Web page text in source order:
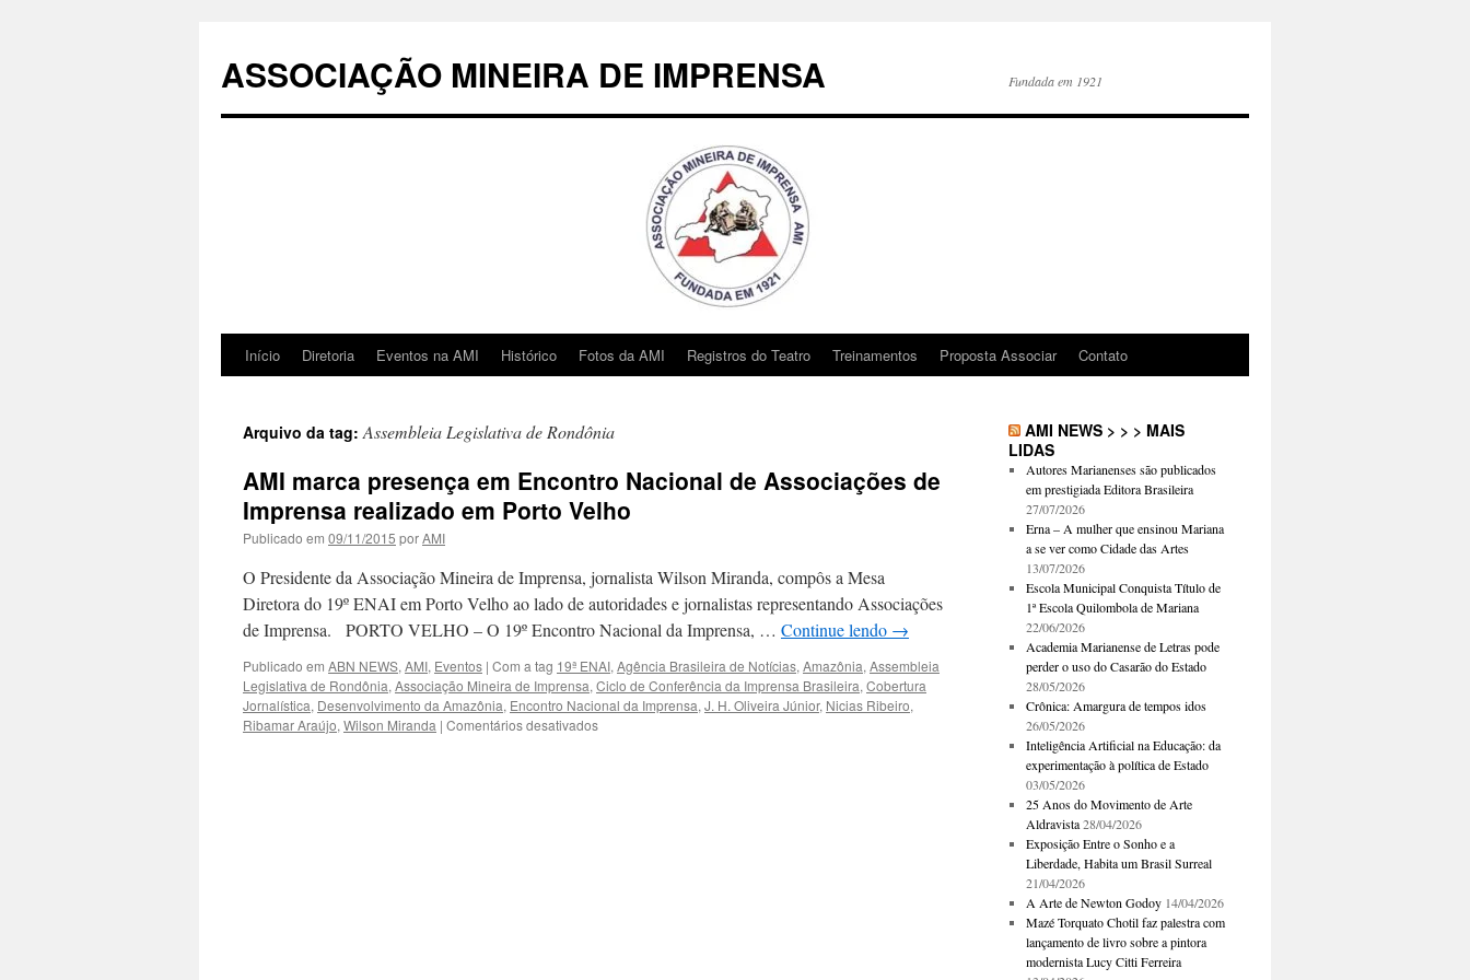
conteúdo
ASSOCIAÇÃO MINEIRA DE IMPRENSA Fundada em 1921
Início Diretoria Eventos na AMI Histórico Fotos da AMI Registros do Teatro Treinamentos Proposta Associar Contato
Arquivo da tag:Assembleia Legislativa de Rondônia
AMI marca presença em Encontro Nacional de Associações de
Imprensa realizado em Porto Velho
Publicado em 09/11/2015 porAMI
O Presidente da Associação Mineira de Imprensa, jornalista Wilson Miranda, compôs a Mesa
Diretora do 19º ENAI em Porto Velho ao lado de autoridades e jornalistas representando Associações
de Imprensa. PORTO VELHO – O 19º Encontro Nacional da Imprensa, … Continue lendo →
Publicado em ABN NEWS, AMI, Eventos | Com a tag 19ª ENAI, Agência Brasileira de Notícias, Amazônia, Assembleia
Legislativa de Rondônia, Associação Mineira de Imprensa, Ciclo de Conferência da Imprensa Brasileira, Cobertura
Jornalística, Desenvolvimento da Amazônia, Encontro Nacional da Imprensa, J. H. Oliveira Júnior, Nicias Ribeiro,
Ribamar Araújo, Wilson Miranda | Comentários desativadosem
AMI NEWS > > > MAIS
LIDAS
Autores Marianenses são publicados
em prestigiada Editora Brasileira
27/07/2026
Erna – A mulher que ensinou Mariana
a se ver como Cidade das Artes
13/07/2026
Escola Municipal Conquista Título de
1ª Escola Quilombola de Mariana
22/06/2026
Academia Marianense de Letras pode
perder o uso do Casarão do Estado
28/05/2026
Crônica: Amargura de tempos idos
26/05/2026
Inteligência Artificial na Educação: da
experimentação à política de Estado
03/05/2026
25 Anos do Movimento de Arte
Aldravista 28/04/2026
Exposição Entre o Sonho e a
Liberdade, Habita um Brasil Surreal
21/04/2026
A Arte de Newton Godoy 14/04/2026
Mazé Torquato Chotil faz palestra com
lançamento de livro sobre a pintora
modernista Lucy Citti Ferreira